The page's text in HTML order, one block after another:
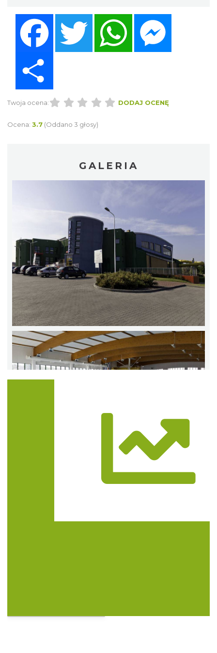
Twitter WhatsApp
Twoja ocena: DODAJ OCENĘ
Ocena: 3.7 (Oddano 3 głosy)
GALERIA
Trasa